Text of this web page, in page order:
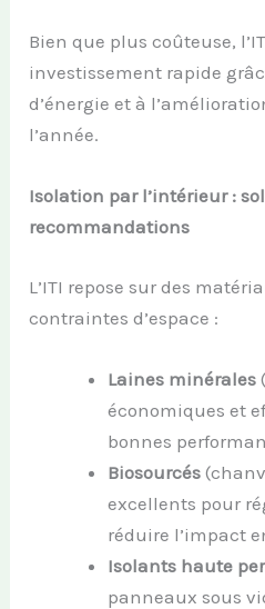
Bien que plus coûteuse,
investissement rapide
d’énergie et à
l’année.
Isolation par l’intérieur :
recommandations
L’ITI repose sur des
contraintes d’espace :
Laines minérales
économiques et
bonnes
Biosourcés
excellents pour
réduire l’impact
Isolants haute
panneaux sous